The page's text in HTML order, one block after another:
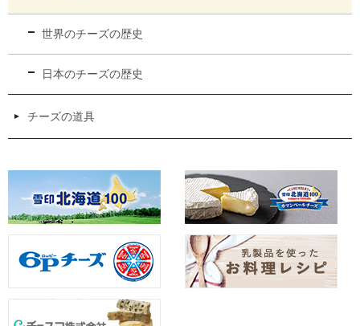
世界のチーズの歴史
日本のチーズの歴史
チーズの道具